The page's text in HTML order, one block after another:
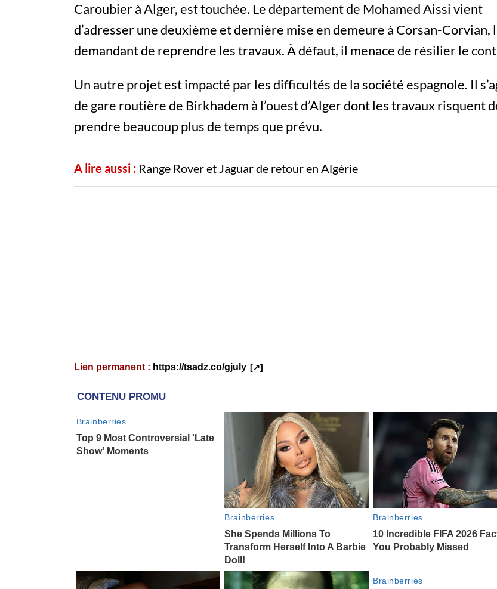
Caroubier à Alger, est touchée. Le département de Mohamed Aissi vient
d’adresser une deuxième et dernière mise en demeure à Corsan-Corvian,
demandant de reprendre les travaux. À défaut, il menace de résilier le
Un autre projet est impacté par les difficultés de la société espagnole. Il
de gare routière de Birkhadem à l’ouest d’Alger dont les travaux risquent
prendre beaucoup plus de temps que prévu.
A lire aussi : Range Rover et Jaguar de retour en Algérie
Lien permanent : https://tsadz.co/gjuly